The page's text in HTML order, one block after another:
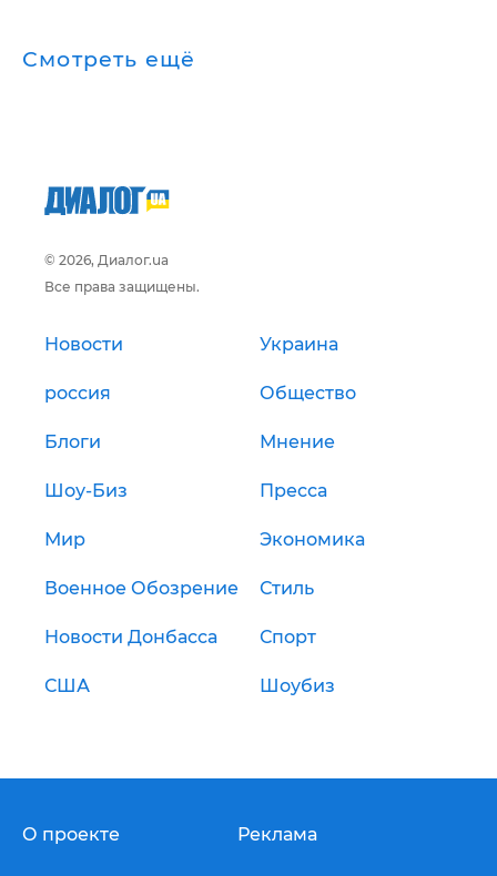
Смотреть ещё
© 2026, Диалог.ua
Все права защищены.
Новости Украина
россия Общество
Блоги Мнение
Шоу-Биз Пресса
Мир Экономика
Военное Обозрение Стиль
Новости Донбасса Спорт
США Шоубиз
О проекте Реклама